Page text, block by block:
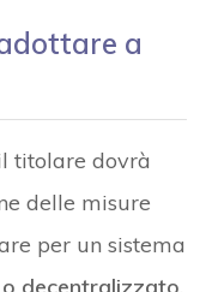
a
titolare dovrà
delle misure
per un sistema